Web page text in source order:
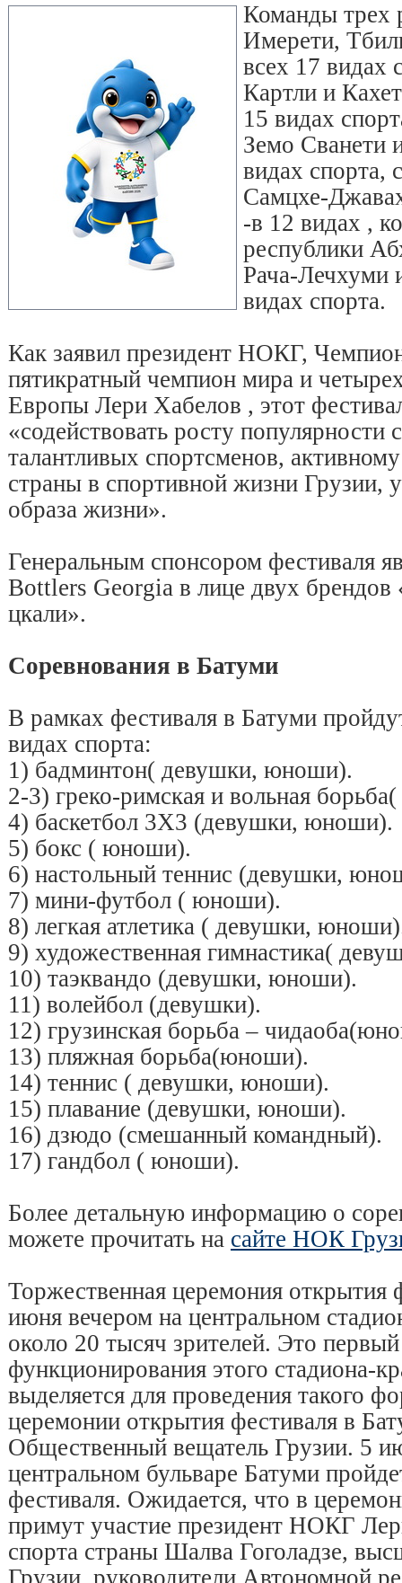
Команды трех
Имерети,
всех 17 видах
Картли и
15 видах
Земо Сванети
видах спорта,
Самцхе-
-в 12 видах ,
республики
Рача-Лечхуми
видах спорта.
Как заявил президент НОКГ,
пятикратный чемпион мира и
Европы Лери Хабелов , этот
«содействовать росту популярности
талантливых спортсменов,
страны в спортивной жизни Грузии,
образа жизни».
Генеральным спонсором фестиваля
Bottlers Georgia в лице двух
цкали».
Соревнования в Батуми
В рамках фестиваля в Батуми
видах спорта:
1) бадминтон( девушки, юноши).
2-3) греко-римская и вольная
4) баскетбол 3X3 (девушки, юноши).
5) бокс ( юноши).
6) настольный теннис (девушки,
7) мини-футбол ( юноши).
8) легкая атлетика ( девушки,
9) художественная гимнастика(
10) таэквандо (девушки, юноши).
11) волейбол (девушки).
12) грузинская борьба –
13) пляжная борьба(юноши).
14) теннис ( девушки, юноши).
15) плавание (девушки, юноши).
16) дзюдо (смешанный командный).
17) гандбол ( юноши).
Более детальную информацию о
можете прочитать на сайте НОК
Торжественная церемония открытия
июня вечером на центральном
около 20 тысяч зрителей. Это
функционирования этого стадиона-
выделяется для проведения такого
церемонии открытия фестиваля в
Общественный вещатель Грузии. 5
центральном бульваре Батуми
фестиваля. Ожидается, что в
примут участие президент НОКГ
спорта страны Шалва Гоголадзе,
Грузии, руководители Автономной